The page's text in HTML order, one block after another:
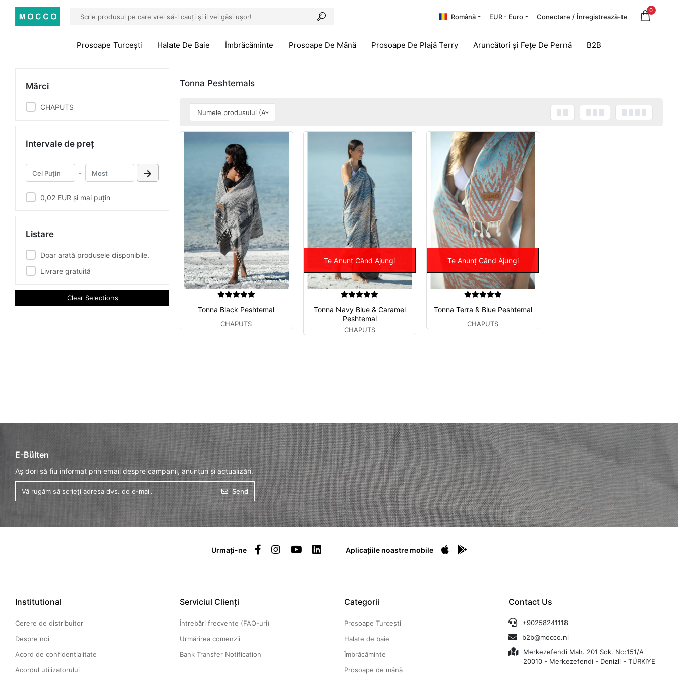
Română EUR - Euro Conectare / Înregistrează-te
0
Prosoape Turcești Halate De Baie Îmbrăcăminte Prosoape De Mână Prosoape De Plajă Terry Aruncători și Fețe De Pernă B2B
Mărci
CHAPUTS
Intervale de preț
-
0,02 EUR și mai puțin
Listare
Doar arată produsele disponibile.
Livrare gratuită
Clear Selections
Tonna Peshtemals
Tonna Black Peshtemal
CHAPUTS
Te Anunț Când Ajungi
Tonna Navy Blue & Caramel
Peshtemal
CHAPUTS
Te Anunț Când Ajungi
Tonna Terra & Blue Peshtemal
CHAPUTS
E-Bülten
Aș dori să fiu informat prin email despre campanii, anunțuri și actualizări.
Send
Urmați-ne Aplicațiile noastre mobile
Institutional
Cerere de distribuitor
Despre noi
Acord de confidențialitate
Acordul utilizatorului
Serviciul Clienți
Întrebări frecvente (FAQ-uri)
Urmărirea comenzii
Bank Transfer Notification
Categorii
Prosoape Turcești
Halate de baie
Îmbrăcăminte
Prosoape de mână
Contact Us
+90258241118
b2b@mocco.nl
Merkezefendi Mah. 201 Sok. No:151/A
20010 - Merkezefendi - Denizli - TÜRKİYE